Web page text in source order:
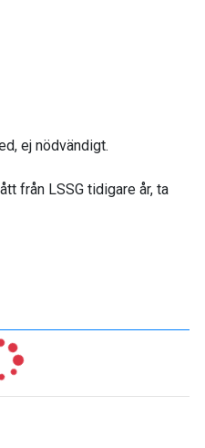
ej nödvändigt.
från LSSG tidigare år, ta